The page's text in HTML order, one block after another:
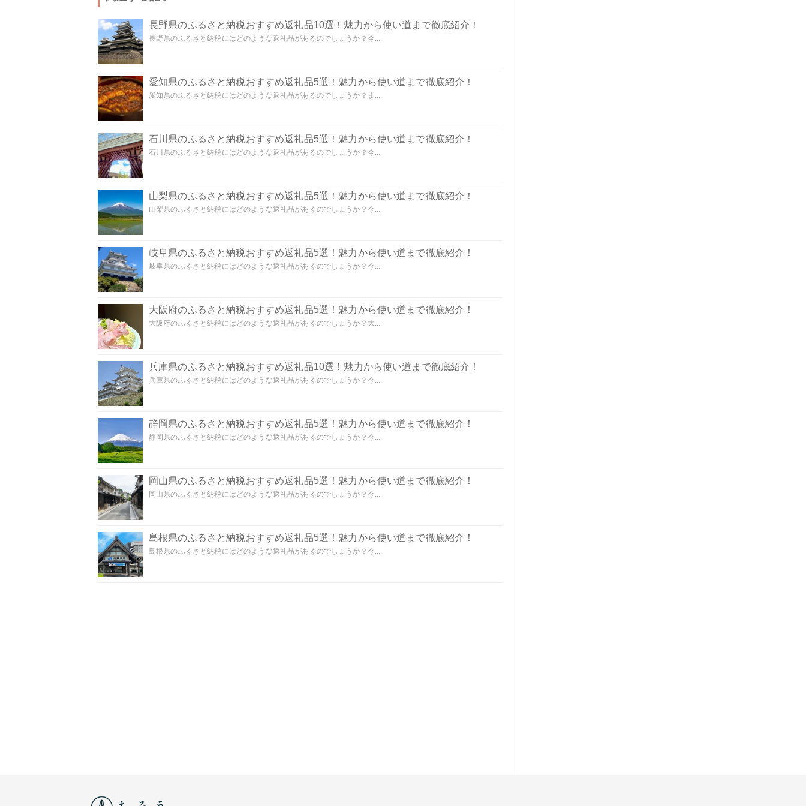
長野県のふるさと納税おすすめ返礼品10選！魅力から使い道まで徹底紹介！
長野県のふるさと納税にはどのような返礼品があるのでしょうか？今...
愛知県のふるさと納税おすすめ返礼品5選！魅力から使い道まで徹底紹介！
愛知県のふるさと納税にはどのような返礼品があるのでしょうか？ま...
石川県のふるさと納税おすすめ返礼品5選！魅力から使い道まで徹底紹介！
石川県のふるさと納税にはどのような返礼品があるのでしょうか？今...
山梨県のふるさと納税おすすめ返礼品5選！魅力から使い道まで徹底紹介！
山梨県のふるさと納税にはどのような返礼品があるのでしょうか？今...
岐阜県のふるさと納税おすすめ返礼品5選！魅力から使い道まで徹底紹介！
岐阜県のふるさと納税にはどのような返礼品があるのでしょうか？今...
大阪府のふるさと納税おすすめ返礼品5選！魅力から使い道まで徹底紹介！
大阪府のふるさと納税にはどのような返礼品があるのでしょうか？大...
兵庫県のふるさと納税おすすめ返礼品10選！魅力から使い道まで徹底紹介！
兵庫県のふるさと納税にはどのような返礼品があるのでしょうか？今...
静岡県のふるさと納税おすすめ返礼品5選！魅力から使い道まで徹底紹介！
静岡県のふるさと納税にはどのような返礼品があるのでしょうか？今...
岡山県のふるさと納税おすすめ返礼品5選！魅力から使い道まで徹底紹介！
岡山県のふるさと納税にはどのような返礼品があるのでしょうか？今...
島根県のふるさと納税おすすめ返礼品5選！魅力から使い道まで徹底紹介！
島根県のふるさと納税にはどのような返礼品があるのでしょうか？今...